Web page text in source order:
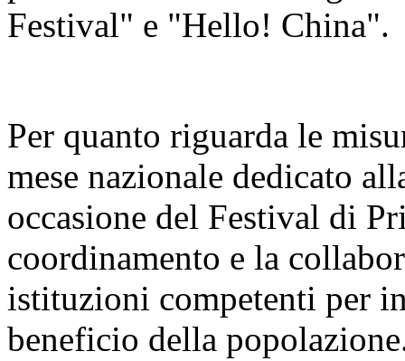
Festival" e "Hello! China".
Per quanto riguarda le
mese nazionale dedicato
occasione del Festival di
coordinamento e la
istituzioni competenti per
beneficio della